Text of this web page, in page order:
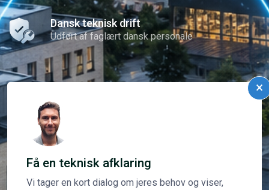
Dansk teknisk drift
Udført af faglært dansk personale
×
Få en teknisk afklaring
Vi tager en kort dialog om jeres behov og viser,